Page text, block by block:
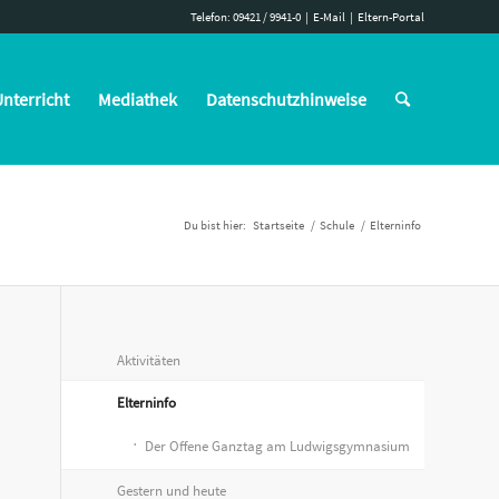
Telefon: 09421 / 9941-0 | E-Mail | Eltern-Portal
Mediathek Datenschutzhinweise
Du bist hier: Startseite / Schule / Elterninfo
Aktivitäten
Elterninfo
Der Offene Ganztag am Ludwigsgymnasium
Gestern und heute